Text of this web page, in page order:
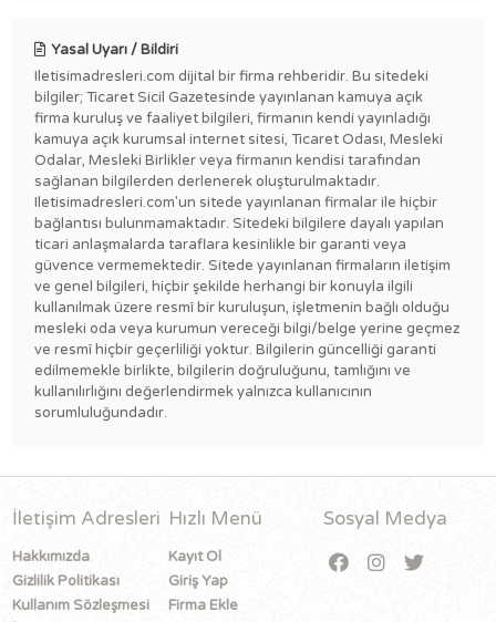
Yasal Uyarı / Bildiri
Iletisimadresleri.com dijital bir firma rehberidir. Bu sitedeki
bilgiler; Ticaret Sicil Gazetesinde yayınlanan kamuya açık
firma kuruluş ve faaliyet bilgileri, firmanın kendi yayınladığı
kamuya açık kurumsal internet sitesi, Ticaret Odası, Mesleki
Odalar, Mesleki Birlikler veya firmanın kendisi tarafından
sağlanan bilgilerden derlenerek oluşturulmaktadır.
Iletisimadresleri.com'un sitede yayınlanan firmalar ile hiçbir
bağlantısı bulunmamaktadır. Sitedeki bilgilere dayalı yapılan
ticari anlaşmalarda taraflara kesinlikle bir garanti veya
güvence vermemektedir. Sitede yayınlanan firmaların iletişim
ve genel bilgileri, hiçbir şekilde herhangi bir konuyla ilgili
kullanılmak üzere resmî bir kuruluşun, işletmenin bağlı olduğu
mesleki oda veya kurumun vereceği bilgi/belge yerine geçmez
ve resmî hiçbir geçerliliği yoktur. Bilgilerin güncelliği garanti
edilmemekle birlikte, bilgilerin doğruluğunu, tamlığını ve
kullanılırlığını değerlendirmek yalnızca kullanıcının
sorumluluğundadır.
İletişim Adresleri
Hakkımızda
Gizlilik Politikası
Kullanım Sözleşmesi
Hızlı Menü
Kayıt Ol
Giriş Yap
Firma Ekle
Sosyal Medya